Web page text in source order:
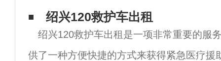
年会等等，这些活动对于现代社会的发展和
着重要的作用。但是，这些活动的顺利进行
绍兴120救护车出租
绍兴120救护车出租是一项非常重要的服
供了一种方便快捷的方式来获得紧急医疗援